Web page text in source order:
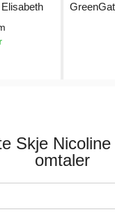
Skje
omtaler